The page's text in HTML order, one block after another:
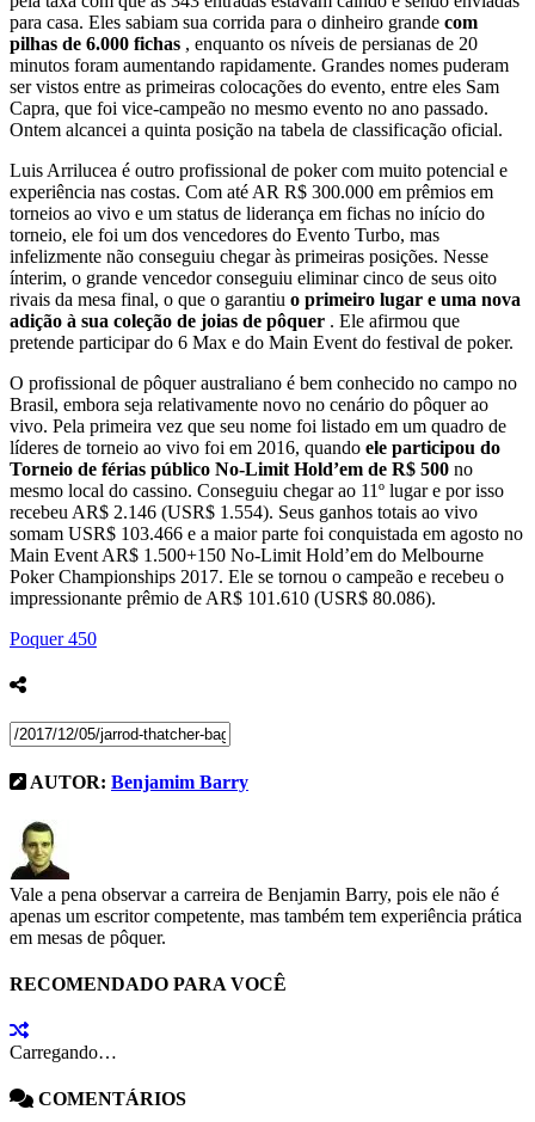
para casa. Eles sabiam sua corrida para o dinheiro grande com
pilhas de 6.000 fichas , enquanto os níveis de persianas de 20
minutos foram aumentando rapidamente. Grandes nomes puderam
ser vistos entre as primeiras colocações do evento, entre eles Sam
Capra, que foi vice-campeão no mesmo evento no ano passado.
Ontem alcancei a quinta posição na tabela de classificação oficial.
Luis Arrilucea é outro profissional de poker com muito potencial e
experiência nas costas. Com até AR R$ 300.000 em prêmios em
torneios ao vivo e um status de liderança em fichas no início do
torneio, ele foi um dos vencedores do Evento Turbo, mas
infelizmente não conseguiu chegar às primeiras posições. Nesse
ínterim, o grande vencedor conseguiu eliminar cinco de seus oito
rivais da mesa final, o que o garantiu o primeiro lugar e uma nova
adição à sua coleção de joias de pôquer . Ele afirmou que
pretende participar do 6 Max e do Main Event do festival de poker.
O profissional de pôquer australiano é bem conhecido no campo no
Brasil, embora seja relativamente novo no cenário do pôquer ao
vivo. Pela primeira vez que seu nome foi listado em um quadro de
líderes de torneio ao vivo foi em 2016, quando ele participou do
Torneio de férias público No-Limit Hold’em de R$ 500 no
mesmo local do cassino. Conseguiu chegar ao 11º lugar e por isso
recebeu AR$ 2.146 (USR$ 1.554). Seus ganhos totais ao vivo
somam USR$ 103.466 e a maior parte foi conquistada em agosto no
Main Event AR$ 1.500+150 No-Limit Hold’em do Melbourne
Poker Championships 2017. Ele se tornou o campeão e recebeu o
impressionante prêmio de AR$ 101.610 (USR$ 80.086).
Poquer450
AUTOR: Benjamim Barry
Vale a pena observar a carreira de Benjamin Barry, pois ele não é
apenas um escritor competente, mas também tem experiência prática
em mesas de pôquer.
RECOMENDADO PARA VOCÊ
Carregando…
COMENTÁRIOS